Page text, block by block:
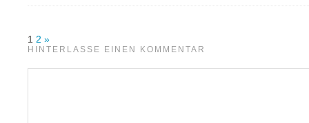
1 2 »
HINTERLASSE EINEN KOMMENTAR